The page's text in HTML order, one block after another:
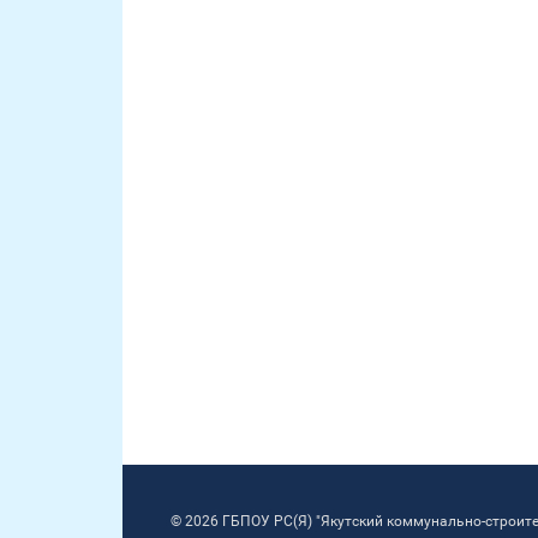
© 2026 ГБПОУ РС(Я) "Якутский коммунально-